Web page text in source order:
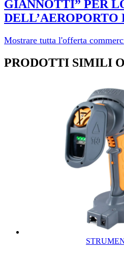
GIANNOTTI” PER
DELL’AEROPORTO
Mostrare tutta l'offerta
PRODOTTI SIMILI